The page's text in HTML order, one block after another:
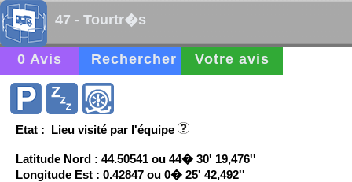
47 - Tourtr�s
0 Avis Rechercher Votre avis
Etat : Lieu visité par l'équipe
Latitude Nord : 44.50541 ou 44� 30' 19,476''
Longitude Est : 0.42847 ou 0� 25' 42,492''